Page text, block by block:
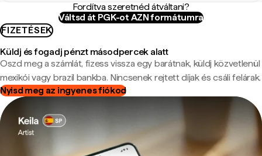
Fordítva szeretnéd átváltani?
Váltsd át PGK-ot AZN formátumra
FIZETÉSEK
Küldj és fogadj pénzt másodpercek alatt
Oszd meg a számlát, fizess vissza egy barátnak, küldj közvetlenül
mexikói vagy brazil bankba. Nincsenek rejtett díjak és csáli felárak.
Nyisd meg az ingyenes fiókod